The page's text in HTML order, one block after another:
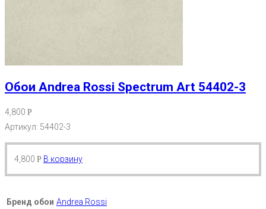
Обои Andrea Rossi Spectrum Art 54402-3
4,800 Р
Артикул: 54402-3
4,800 Р В корзину
Бренд обои Andrea Rossi